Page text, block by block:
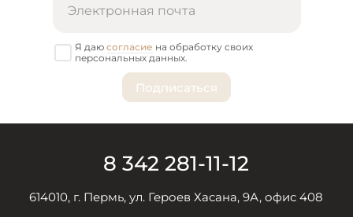
Я даю согласие на обработку своих
персональных данных.
8 342 281-11-12
614010, г. Пермь, ул. Героев Хасана, 9А, офис 408